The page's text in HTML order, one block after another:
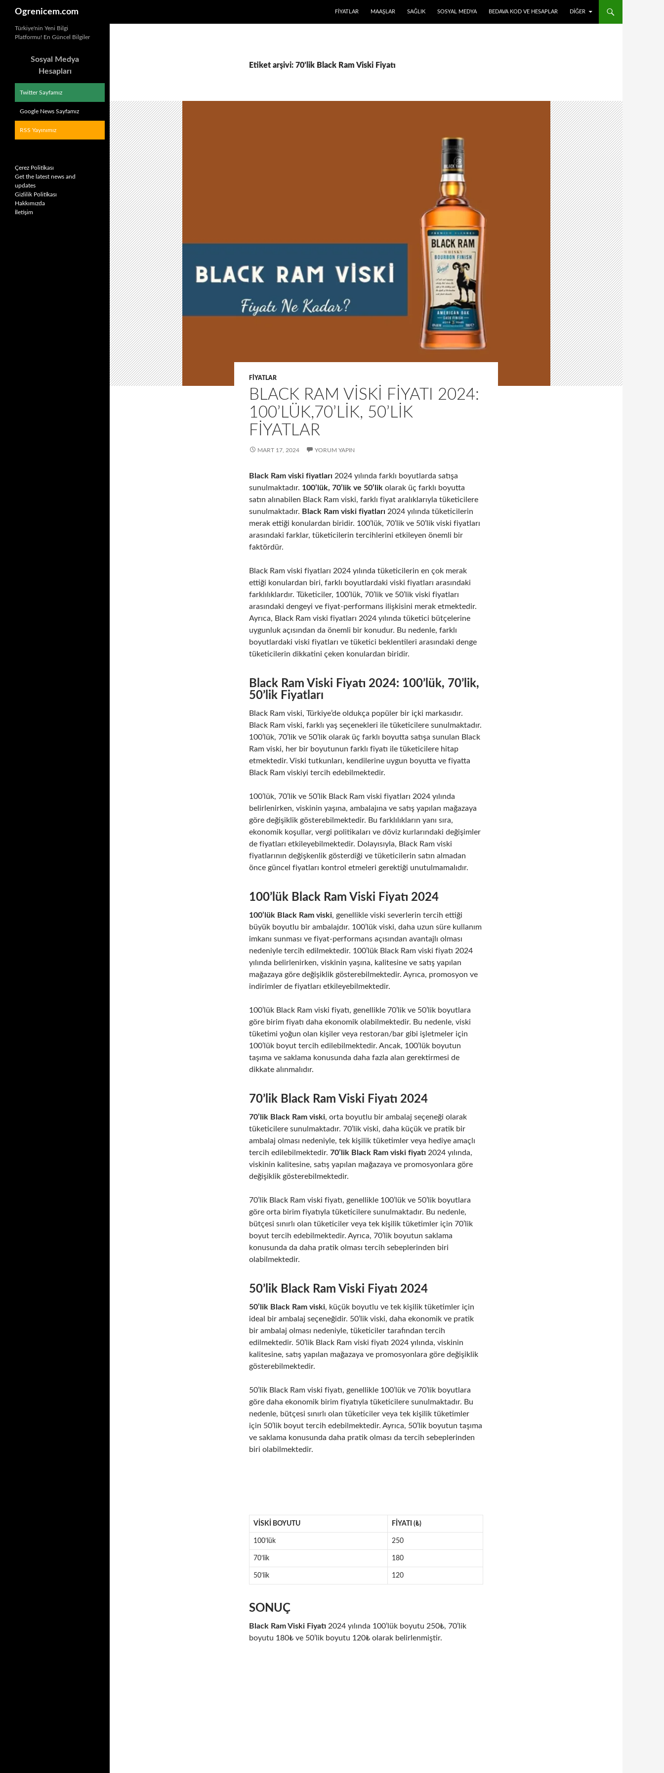
İçeriğe
Ogrenicem.com FIYATLAR MAAŞLAR SAĞLIK SOSYAL MEDYA BEDAVA KOD VE HESAPLAR DIĞER
Etiket arşivi: 70’lik Black Ram Viski Fiyatı
FIYATLAR
BLACK RAM VISKI FIYATI 2024:
100’LÜK,70’LIK, 50’LIK
FIYATLAR
MART 17, 2024 YORUM YAPIN
Black Ram viski fiyatları 2024 yılında farklı boyutlarda satışa
sunulmaktadır. 100’lük, 70’lik ve 50’lik olarak üç farklı boyutta
satın alınabilen Black Ram viski, farklı fiyat aralıklarıyla tüketicilere
sunulmaktadır. Black Ram viski fiyatları 2024 yılında tüketicilerin
merak ettiği konulardan biridir. 100’lük, 70’lik ve 50’lik viski fiyatları
arasındaki farklar, tüketicilerin tercihlerini etkileyen önemli bir
faktördür.
Black Ram viski fiyatları 2024 yılında tüketicilerin en çok merak
ettiği konulardan biri, farklı boyutlardaki viski fiyatları arasındaki
farklılıklardır. Tüketiciler, 100’lük, 70’lik ve 50’lik viski fiyatları
arasındaki dengeyi ve fiyat-performans ilişkisini merak etmektedir.
Ayrıca, Black Ram viski fiyatları 2024 yılında tüketici bütçelerine
uygunluk açısından da önemli bir konudur. Bu nedenle, farklı
boyutlardaki viski fiyatları ve tüketici beklentileri arasındaki denge
tüketicilerin dikkatini çeken konulardan biridir.
Black Ram Viski Fiyatı 2024: 100’lük, 70’lik,
50’lik Fiyatları
Black Ram viski, Türkiye’de oldukça popüler bir içki markasıdır.
Black Ram viski, farklı yaş seçenekleri ile tüketicilere sunulmaktadır.
100’lük, 70’lik ve 50’lik olarak üç farklı boyutta satışa sunulan Black
Ram viski, her bir boyutunun farklı fiyatı ile tüketicilere hitap
etmektedir. Viski tutkunları, kendilerine uygun boyutta ve fiyatta
Black Ram viskiyi tercih edebilmektedir.
100’lük, 70’lik ve 50’lik Black Ram viski fiyatları 2024 yılında
belirlenirken, viskinin yaşına, ambalajına ve satış yapılan mağazaya
göre değişiklik gösterebilmektedir. Bu farklılıkların yanı sıra,
ekonomik koşullar, vergi politikaları ve döviz kurlarındaki değişimler
de fiyatları etkileyebilmektedir. Dolayısıyla, Black Ram viski
fiyatlarının değişkenlik gösterdiği ve tüketicilerin satın almadan
önce güncel fiyatları kontrol etmeleri gerektiği unutulmamalıdır.
100’lük Black Ram Viski Fiyatı 2024
100’lük Black Ram viski, genellikle viski severlerin tercih ettiği
büyük boyutlu bir ambalajdır. 100’lük viski, daha uzun süre kullanım
imkanı sunması ve fiyat-performans açısından avantajlı olması
nedeniyle tercih edilmektedir. 100’lük Black Ram viski fiyatı 2024
yılında belirlenirken, viskinin yaşına, kalitesine ve satış yapılan
mağazaya göre değişiklik gösterebilmektedir. Ayrıca, promosyon ve
indirimler de fiyatları etkileyebilmektedir.
100’lük Black Ram viski fiyatı, genellikle 70’lik ve 50’lik boyutlara
göre birim fiyatı daha ekonomik olabilmektedir. Bu nedenle, viski
tüketimi yoğun olan kişiler veya restoran/bar gibi işletmeler için
100’lük boyut tercih edilebilmektedir. Ancak, 100’lük boyutun
taşıma ve saklama konusunda daha fazla alan gerektirmesi de
dikkate alınmalıdır.
70’lik Black Ram Viski Fiyatı 2024
70’lik Black Ram viski, orta boyutlu bir ambalaj seçeneği olarak
tüketicilere sunulmaktadır. 70’lik viski, daha küçük ve pratik bir
ambalaj olması nedeniyle, tek kişilik tüketimler veya hediye amaçlı
tercih edilebilmektedir. 70’lik Black Ram viski fiyatı 2024 yılında,
viskinin kalitesine, satış yapılan mağazaya ve promosyonlara göre
değişiklik gösterebilmektedir.
70’lik Black Ram viski fiyatı, genellikle 100’lük ve 50’lik boyutlara
göre orta birim fiyatıyla tüketicilere sunulmaktadır. Bu nedenle,
bütçesi sınırlı olan tüketiciler veya tek kişilik tüketimler için 70’lik
boyut tercih edebilmektedir. Ayrıca, 70’lik boyutun saklama
konusunda da daha pratik olması tercih sebeplerinden biri
olabilmektedir.
50’lik Black Ram Viski Fiyatı 2024
50’lik Black Ram viski, küçük boyutlu ve tek kişilik tüketimler için
ideal bir ambalaj seçeneğidir. 50’lik viski, daha ekonomik ve pratik
bir ambalaj olması nedeniyle, tüketiciler tarafından tercih
edilmektedir. 50’lik Black Ram viski fiyatı 2024 yılında, viskinin
kalitesine, satış yapılan mağazaya ve promosyonlara göre değişiklik
gösterebilmektedir.
50’lik Black Ram viski fiyatı, genellikle 100’lük ve 70’lik boyutlara
göre daha ekonomik birim fiyatıyla tüketicilere sunulmaktadır. Bu
nedenle, bütçesi sınırlı olan tüketiciler veya tek kişilik tüketimler
için 50’lik boyut tercih edebilmektedir. Ayrıca, 50’lik boyutun taşıma
ve saklama konusunda daha pratik olması da tercih sebeplerinden
biri olabilmektedir.
VISKI BOYUTU FIYATI (₺)
100’lük 250
70’lik 180
50’lik 120
SONUÇ
Black Ram Viski Fiyatı 2024 yılında 100’lük boyutu 250₺, 70’lik
boyutu 180₺ ve 50’lik boyutu 120₺ olarak belirlenmiştir.
Türkiye'nin Yeni Bilgi
Platformu! En Güncel Bilgiler
Sosyal Medya
Hesapları
Twitter Sayfamız
Google News Sayfamız
RSS Yayınımız
Çerez Politikası
Get the latest news and
updates
Gizlilik Politikası
Hakkımızda
İletişim